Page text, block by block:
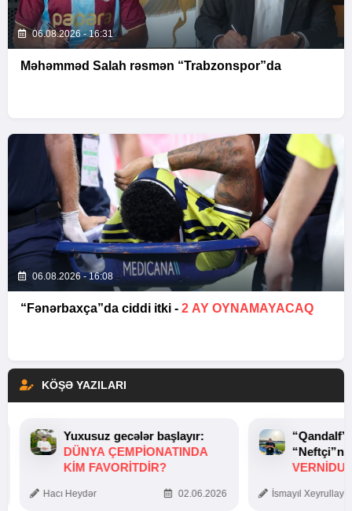
06.08.2026 - 16:31
Məhəmməd Salah rəsmən “Trabzonspor”da
06.08.2026 - 16:08
“Fənərbaxça”da ciddi itki - 2 AY OYNAMAYACAQ
KÖŞƏ YAZILARI
Yuxusuz gecələr başlayır:
DÜNYA ÇEMPIONATINDA
KIM FAVORITDIR?
Hacı Heydər 02.06.2026 İsmayıl